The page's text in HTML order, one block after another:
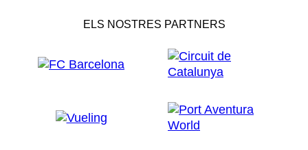
ELS NOSTRES PARTNERS